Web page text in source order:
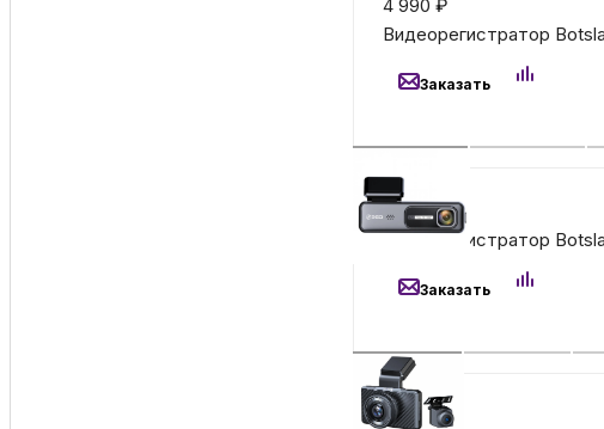
4 990 ₽
Видеорегистратор
Заказать
8 490₽
Видеорегистратор
Заказать
5 000₽